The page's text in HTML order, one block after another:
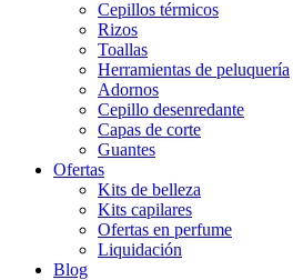
Cepillos térmicos
Rizos
Toallas
Herramientas de peluquería
Adornos
Cepillo desenredante
Capas de corte
Guantes
Ofertas
Kits de belleza
Kits capilares
Ofertas en perfume
Liquidación
Blog